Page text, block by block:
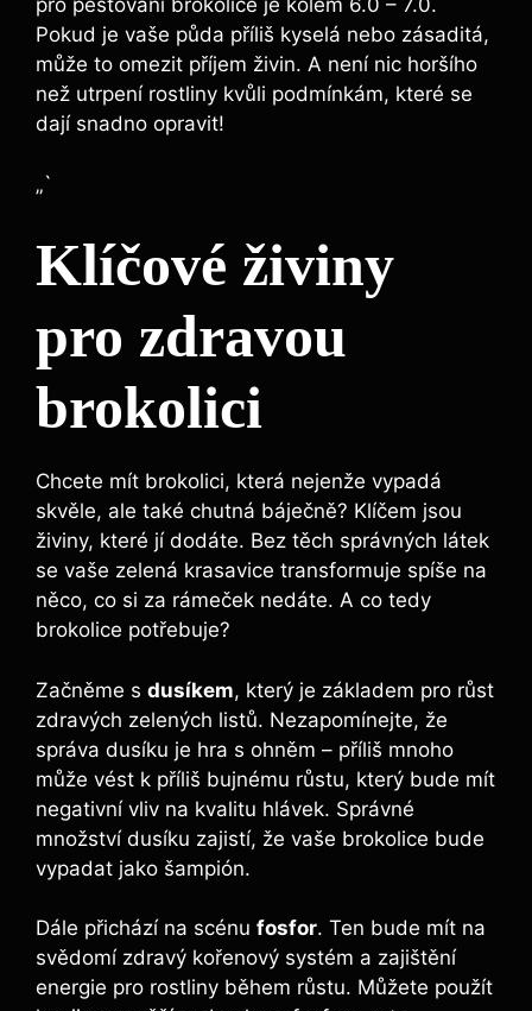
pro ‌pěstování‌ brokolice je kolem 6.0 – 7.0.
Pokud je vaše půda‌ příliš kyselá nebo zásaditá,
⁣může ⁤to omezit příjem živin. A není ⁣nic horšího
než utrpení rostliny kvůli‍ podmínkám, které se
dají snadno opravit!
„`
Klíčové živiny⁣
pro zdravou
brokolici
Chcete mít brokolici, která‌ nejenže vypadá
skvěle, ale také chutná báječně? Klíčem ⁣jsou
živiny,‍ které jí ⁤dodáte.​ Bez těch⁢ správných látek
se vaše‌ zelená krasavice transformuje spíše na
⁤něco, co si za rámeček‍ nedáte. A ⁣co ⁢tedy
brokolice potřebuje?
Začněme s dusíkem, který je základem⁤ pro⁤ růst
zdravých zelených listů. Nezapomínejte, že ​
správa dusíku‍ je hra s ohněm – příliš mnoho
může vést k příliš⁣ bujnému růstu, který bude mít
negativní vliv na kvalitu hlávek. Správné
množství dusíku zajistí, že vaše ⁢brokolice ⁤bude
vypadat⁤ jako ⁤šampión.
Dále přichází na scénu fosfor. Ten bude ‌mít na
svědomí⁤ zdravý kořenový⁣ systém a⁤ zajištění
⁣energie pro rostliny během‌ růstu. Můžete použít